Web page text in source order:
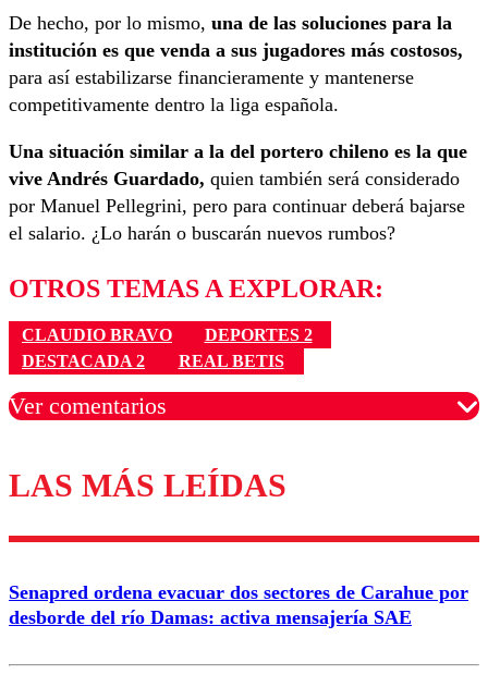
De hecho, por lo mismo, una de las soluciones para la
institución es que venda a sus jugadores más costosos,
para así estabilizarse financieramente y mantenerse
competitivamente dentro la liga española.
Una situación similar a la del portero chileno es la que
vive Andrés Guardado, quien también será considerado
por Manuel Pellegrini, pero para continuar deberá bajarse
el salario. ¿Lo harán o buscarán nuevos rumbos?
OTROS TEMAS A EXPLORAR:
CLAUDIO BRAVO
DEPORTES 2
DESTACADA 2
REAL BETIS
Ver comentarios
Los comentarios son moderados para garantizar un
diálogo respetuoso.
Correo
LAS MÁS LEÍDAS
Senapred ordena evacuar dos sectores de Carahue por
desborde del río Damas: activa mensajería SAE